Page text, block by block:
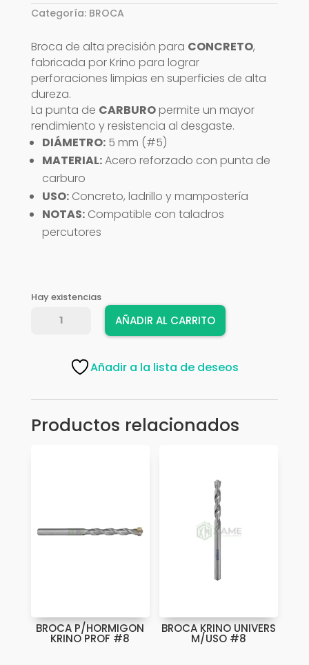
Categoría: BROCA
Broca de alta precisión para CONCRETO,
fabricada por Krino para lograr
perforaciones limpias en superficies de alta
dureza.
La punta de CARBUROpermite un mayor
rendimiento y resistencia al desgaste.
DIÁMETRO:5 mm (#5)
MATERIAL:Acero reforzado con punta de
carburo
USO:Concreto, ladrillo y mampostería
NOTAS:Compatible con taladros
percutores
Hay existencias
BROCA
cantidad
AÑADIR AL CARRITO
Añadir a la lista de deseos
Productos relacionados
BROCA P/HORMIGON
KRINO PROF #8
BROCA KRINO UNIVERS
M/USO #8